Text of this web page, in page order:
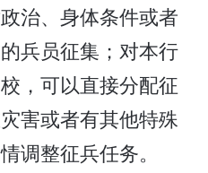
治、身体条件或者
兵员征集；对本行
，可以直接分配征
害或者有其他特殊
调整征兵任务。